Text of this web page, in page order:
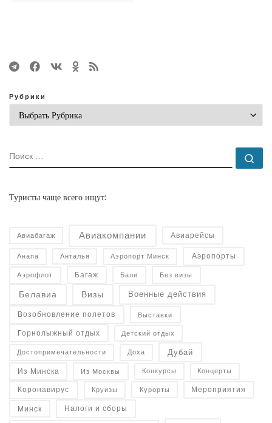
Рубрики
ПОИСК
Туристы чаще всего ищут:
Авиабагаж Авиакомпании Авиарейсы
Анапа Анталья Аэропорт Минск Аэропорты
Аэрофлот Багаж Бали Без визы
Белавиа Визы Военные действия
Возобновление полетов Выставки
Горнолыжный отдых Детский отдых
Достопримечательности Доха Дубай
Из Минска Из Москвы Конкурсы Концерты
Коронавирус Круизы Курорты Мероприятия
Минск Налоги и сборы